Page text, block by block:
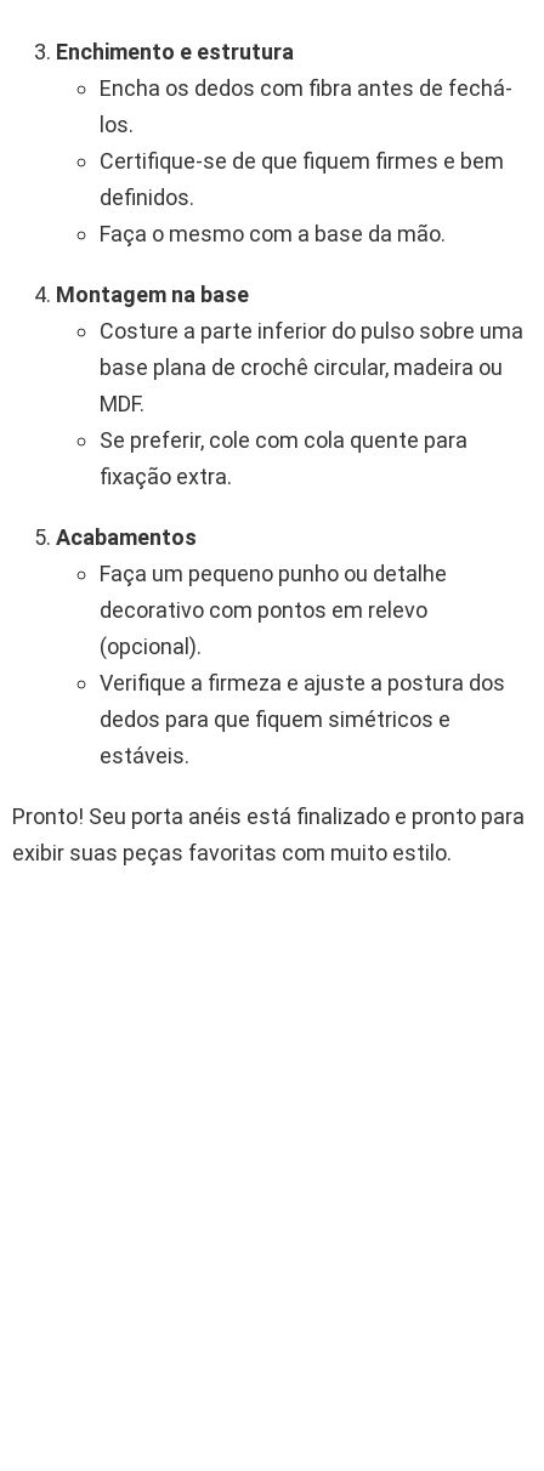
Enchimento e estrutura
Encha os dedos com fibra antes de fechá-
los.
Certifique-se de que fiquem firmes e bem
definidos.
Faça o mesmo com a base da mão.
Montagem na base
Costure a parte inferior do pulso sobre uma
base plana de crochê circular, madeira ou
MDF.
Se preferir, cole com cola quente para
fixação extra.
Acabamentos
Faça um pequeno punho ou detalhe
decorativo com pontos em relevo
(opcional).
Verifique a firmeza e ajuste a postura dos
dedos para que fiquem simétricos e
estáveis.
Pronto! Seu porta anéis está finalizado e pronto para
exibir suas peças favoritas com muito estilo.